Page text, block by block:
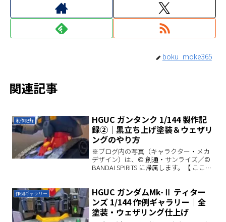
boku_moke365
関連記事
制作記録
HGUC ガンタンク 1/144 製作記
録②｜黒立ち上げ塗装＆ウェザリ
ングのやり方
※ブログ内の写真（キャラクター・メカ
デザイン）は、© 創通・サンライズ／©
BANDAI SPIRITS に帰属します。【 ここま
ガンタンクは「黒立ち上げ」を採用。全
体...
作例ギャラリー
HGUC ガンダムMk-Ⅱ ティター
ンズ 1/144 作例ギャラリー｜全
塗装・ウェザリング仕上げ